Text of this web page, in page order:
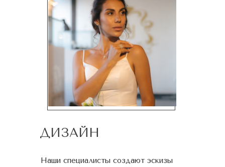
ДИЗАЙН
Наши специалисты создают эскизы